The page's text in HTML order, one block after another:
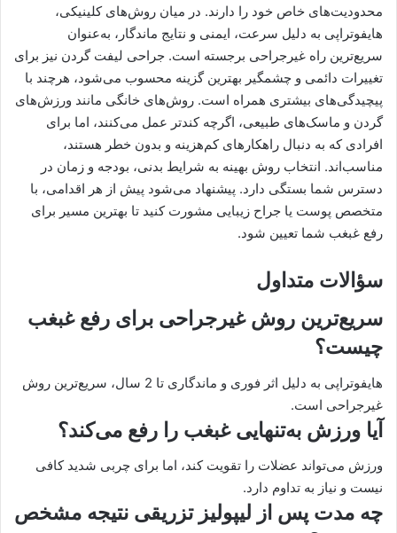
محدودیت‌های خاص خود را دارند. در میان روش‌های کلینیکی،
هایفوتراپی به دلیل سرعت، ایمنی و نتایج ماندگار، به‌عنوان
سریع‌ترین راه غیرجراحی برجسته است. جراحی لیفت گردن نیز برای
تغییرات دائمی و چشمگیر بهترین گزینه محسوب می‌شود، هرچند با
پیچیدگی‌های بیشتری همراه است. روش‌های خانگی مانند ورزش‌های
گردن و ماسک‌های طبیعی، اگرچه کندتر عمل می‌کنند، اما برای
افرادی که به دنبال راهکارهای کم‌هزینه و بدون خطر هستند،
مناسب‌اند. انتخاب روش بهینه به شرایط بدنی، بودجه و زمان در
دسترس شما بستگی دارد. پیشنهاد می‌شود پیش از هر اقدامی، با
متخصص پوست یا جراح زیبایی مشورت کنید تا بهترین مسیر برای
رفع غبغب شما تعیین شود.
سؤالات متداول
سریع‌ترین روش غیرجراحی برای رفع غبغب
چیست؟
هایفوتراپی به دلیل اثر فوری و ماندگاری تا 2 سال، سریع‌ترین روش
غیرجراحی است.
آیا ورزش به‌تنهایی غبغب را رفع می‌کند؟
ورزش می‌تواند عضلات را تقویت کند، اما برای چربی شدید کافی
نیست و نیاز به تداوم دارد.
چه مدت پس از لیپولیز تزریقی نتیجه مشخص